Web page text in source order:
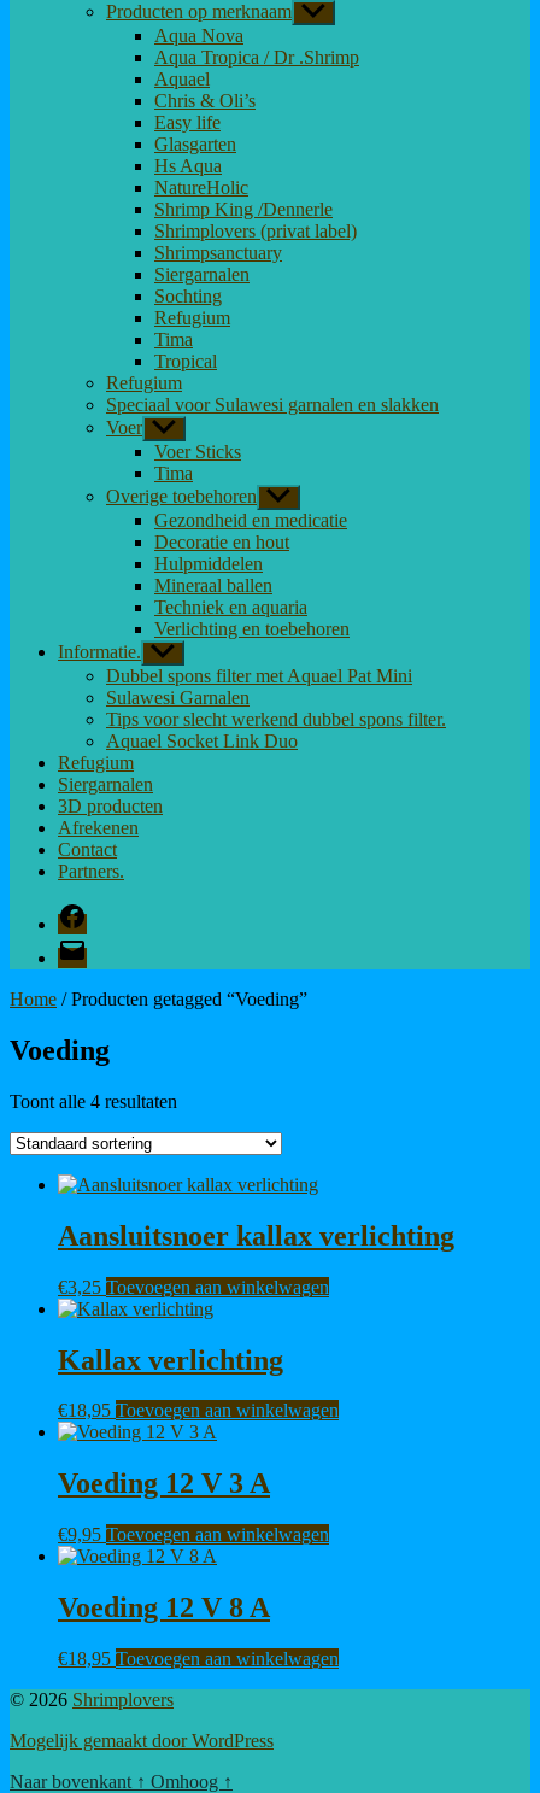
Producten op merknaam Toon
submenu
Aqua Nova
Aqua Tropica / Dr .Shrimp
Aquael
Chris & Oli’s
Easy life
Glasgarten
Hs Aqua
NatureHolic
Shrimp King /Dennerle
Shrimplovers (privat label)
Shrimpsanctuary
Siergarnalen
Sochting
Refugium
Tima
Tropical
Refugium
Speciaal voor Sulawesi garnalen en slakken
Voer Toon
submenu
Voer Sticks
Tima
Overige toebehoren Toon
submenu
Gezondheid en medicatie
Decoratie en hout
Hulpmiddelen
Mineraal ballen
Techniek en aquaria
Verlichting en toebehoren
Informatie. Toon
submenu
Dubbel spons filter met Aquael Pat Mini
Sulawesi Garnalen
Tips voor slecht werkend dubbel spons filter.
Aquael Socket Link Duo
Refugium
Siergarnalen
3D producten
Afrekenen
Contact
Partners.
Facebook
E-
mail
Home / Producten getagged “Voeding”
Voeding
Toont alle 4 resultaten
Aansluitsnoer kallax verlichting
€3,25 Toevoegen aan winkelwagen
Kallax verlichting
€18,95 Toevoegen aan winkelwagen
Voeding 12 V 3 A
€9,95 Toevoegen aan winkelwagen
Voeding 12 V 8 A
€18,95 Toevoegen aan winkelwagen
© 2026 Shrimplovers
Mogelijk gemaakt door WordPress
Naar bovenkant ↑ Omhoog ↑